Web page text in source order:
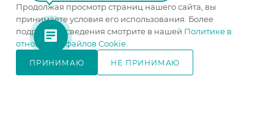
В КОРЗИНУ
Глубина, мм — 490
Цвет корпуса — ясень
белый
Цвет фасада — ясень
белый
изготовление под заказ
Продолжая просмотр страниц нашего сайта, вы
принимаете условия его использования. Более
подробные сведения смотрите в нашей Политике в
отношении файлов Cookie
ПРИНИМАЮ НЕ ПРИНИМАЮ